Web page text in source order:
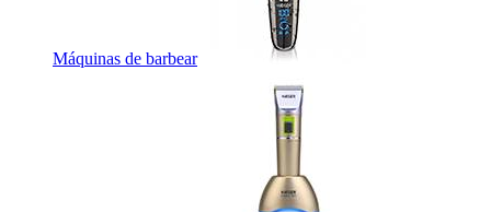
Máquinas de barbear